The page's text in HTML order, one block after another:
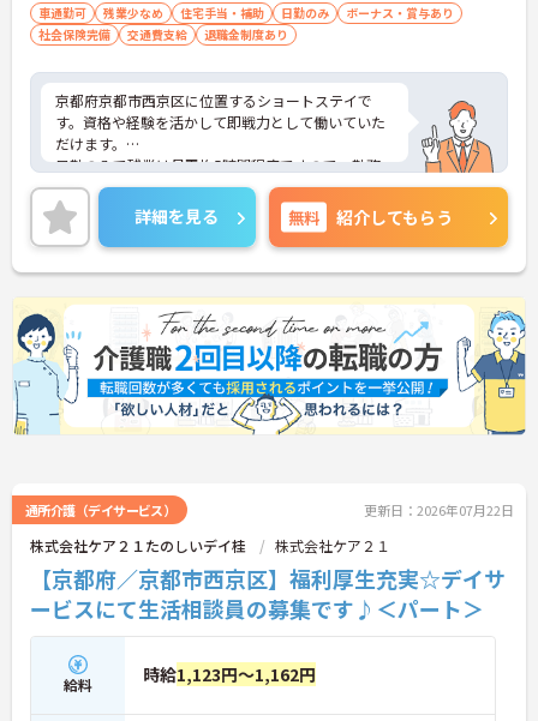
車通勤可 残業少なめ 住宅手当・補助 日勤のみ
ボーナス・賞与あり
社会保険完備
交通費支給 退職金制度あり
京都府京都市西京区に位置するショートステイで
す。資格や経験を活かして即戦力として働いていた
だけます。
日勤のみで残業は月平均5時間程度ですので、勤務
終了後の予定も立てやすいです。
ご興味のある方には、面接対策ポイントなど、さら
に詳細をお話しいたしますのでお気軽にご相談くだ
さい！
詳細を見る 無料 紹介してもらう
通所介護（デイサービス） 更新日：2026年07月22日
株式会社ケア２１たのしいデイ桂 株式会社ケア２１
【京都府／京都市西京区】福利厚生充実☆デイサ
ービスにて生活相談員の募集です♪＜パート＞
給料 時給1,123円～1,162円